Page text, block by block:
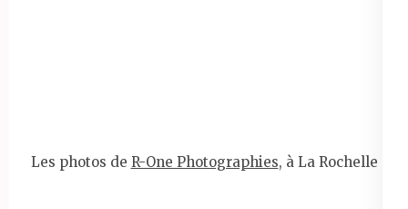
Les photos de R-One Photographies, à La Rochelle